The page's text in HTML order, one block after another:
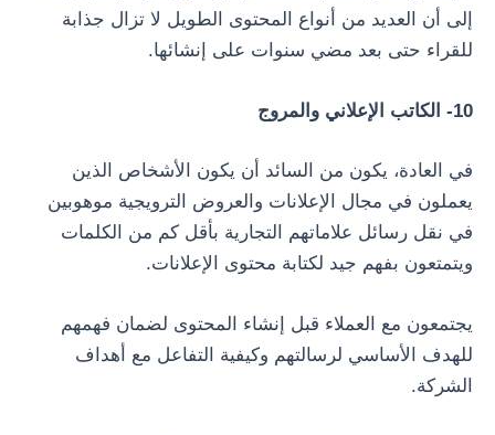
إلى أن العديد من أنواع المحتوى الطويل لا تزال جذابة
للقراء حتى بعد مضي سنوات على إنشائها.
10- الكاتب الإعلاني والمروج
في العادة، يكون من السائد أن يكون الأشخاص الذين
يعملون في مجال الإعلانات والعروض الترويجية موهوبين
في نقل رسائل علاماتهم التجارية بأقل كم من الكلمات
ويتمتعون بفهم جيد لكتابة محتوى الإعلانات.
يجتمعون مع العملاء قبل إنشاء المحتوى لضمان فهمهم
للهدف الأساسي لرسالتهم وكيفية التفاعل مع أهداف
الشركة.